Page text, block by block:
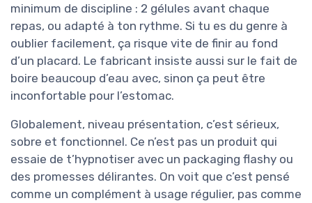
minimum de discipline : 2 gélules avant chaque
repas, ou adapté à ton rythme. Si tu es du genre à
oublier facilement, ça risque vite de finir au fond
d’un placard. Le fabricant insiste aussi sur le fait de
boire beaucoup d’eau avec, sinon ça peut être
inconfortable pour l’estomac.
Globalement, niveau présentation, c’est sérieux,
sobre et fonctionnel. Ce n’est pas un produit qui
essaie de t’hypnotiser avec un packaging flashy ou
des promesses délirantes. On voit que c’est pensé
comme un complément à usage régulier, pas comme